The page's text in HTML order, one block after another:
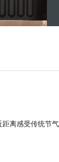
距离感受传统节